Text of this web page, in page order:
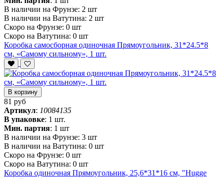
В наличии на Фрунзе: 2 шт
В наличии на Ватутина: 2 шт
Скоро на Фрунзе: 0 шт
Скоро на Ватутина: 0 шт
Коробка самосборная одиночная Прямоугольник, 31*24.5*8
см, «Самому сильному», 1 шт.
В корзину
81 руб
Артикул: 10084135
В упаковке: 1 шт.
Мин. партия: 1 шт
В наличии на Фрунзе: 3 шт
В наличии на Ватутина: 0 шт
Скоро на Фрунзе: 0 шт
Скоро на Ватутина: 0 шт
Коробка одиночная Прямоугольник, 25,6*31*16 см, "Hugge